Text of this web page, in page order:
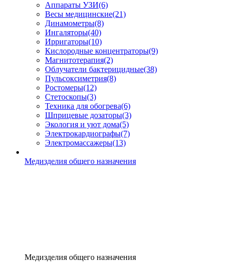
Аппараты УЗИ(6)
Весы медицинские(21)
Динамометры(8)
Ингаляторы(40)
Ирригаторы(10)
Кислородные концентраторы(9)
Магнитотерапия(2)
Облучатели бактерицидные(38)
Пульсоксиметрия(8)
Ростомеры(12)
Стетоскопы(3)
Техника для обогрева(6)
Шприцевые дозаторы(3)
Экология и уют дома(5)
Электрокардиографы(7)
Электромассажеры(13)
Медизделия общего назначения
Медизделия общего назначения